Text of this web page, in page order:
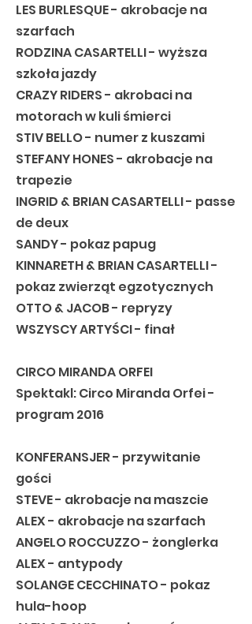
LES BURLESQUE - akrobacje na
szarfach
RODZINA CASARTELLI - wyższa
szkoła jazdy
CRAZY RIDERS - akrobaci na
motorach w kuli śmierci
STIV BELLO - numer z kuszami
STEFANY HONES - akrobacje na
trapezie
INGRID & BRIAN CASARTELLI - passe
de deux
SANDY - pokaz papug
KINNARETH & BRIAN CASARTELLI -
pokaz zwierząt egzotycznych
OTTO & JACOB - repryzy
WSZYSCY ARTYŚCI - finał
CIRCO MIRANDA ORFEI
Spektakl: Circo Miranda Orfei -
program 2016
KONFERANSJER - przywitanie
gości
STEVE - akrobacje na maszcie
ALEX - akrobacje na szarfach
ANGELO ROCCUZZO - żonglerka
ALEX - antypody
SOLANGE CECCHINATO - pokaz
hula-hoop